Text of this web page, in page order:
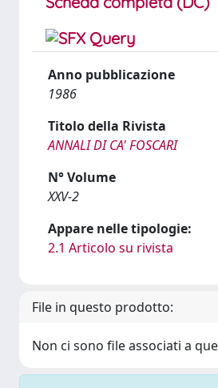
Anno pubblicazione
1986
Titolo della Rivista
ANNALI DI CA' FOSCARI
N° Volume
XXV-2
Appare nelle tipologie:
2.1 Articolo su rivista
File in questo prodotto:
Non ci sono file associati a